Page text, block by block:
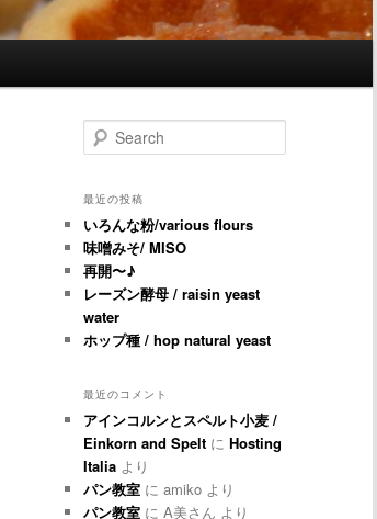
Search
最近の投稿
いろんな粉/various flours
味噌みそ/ MISO
再開〜♪
レーズン酵母 / raisin yeast
water
ホップ種 / hop natural yeast
最近のコメント
アインコルンとスペルト小麦 /
Einkorn and Spelt に Hosting
Italia より
パン教室 に amiko より
パン教室 に A美さん より